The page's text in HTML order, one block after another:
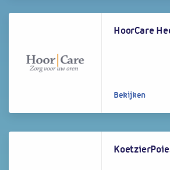
HoorCare
Bekijken